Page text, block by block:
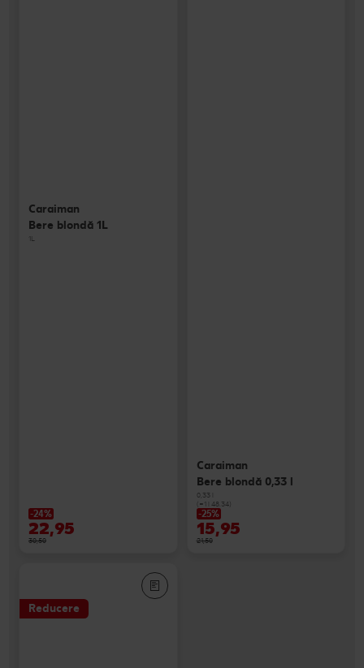
Caraiman
Bere blondă 1L
1L
-24%
22,95
30,50
Caraiman
Bere blondă 0,33 l
0,33 l
(=1 l 48.34)
-25%
15,95
21,50
Reducere